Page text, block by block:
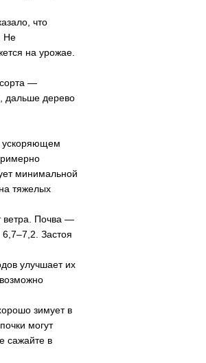
что
Не
на урожае.
—
дальше дерево
ускоряющем
минимальной
тяжелых
ветра. Почва —
Застоя
улучшает их
зимует в
могут
сажайте в